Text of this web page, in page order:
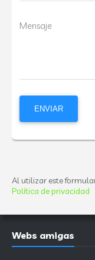
Mensaje
Al utilizar este
Política de privacidad
Webs amigas